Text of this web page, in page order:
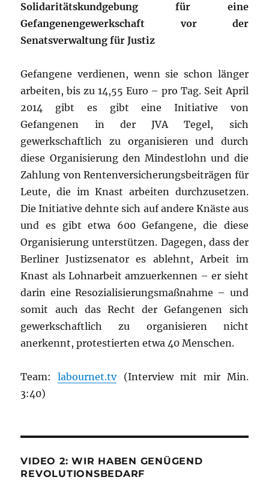
Solidaritätskundgebung für eine
Gefangenengewerkschaft vor der
Senatsverwaltung für Justiz
Gefangene verdienen, wenn sie schon länger
arbeiten, bis zu 14,55 Euro – pro Tag. Seit April
2014 gibt es gibt eine Initiative von
Gefangenen in der JVA Tegel, sich
gewerkschaftlich zu organisieren und durch
diese Organisierung den Mindestlohn und die
Zahlung von Rentenversicherungsbeiträgen für
Leute, die im Knast arbeiten durchzusetzen.
Die Initiative dehnte sich auf andere Knäste aus
und es gibt etwa 600 Gefangene, die diese
Organisierung unterstützen. Dagegen, dass der
Berliner Justizsenator es ablehnt, Arbeit im
Knast als Lohnarbeit amzuerkennen – er sieht
darin eine Resozialisierungsmaßnahme – und
somit auch das Recht der Gefangenen sich
gewerkschaftlich zu organisieren nicht
anerkennt, protestierten etwa 40 Menschen.
Team:labournet.tv(Interview mit mir Min.
3:40)
VIDEO 2: WIR HABEN GENÜGEND
REVOLUTIONSBEDARF